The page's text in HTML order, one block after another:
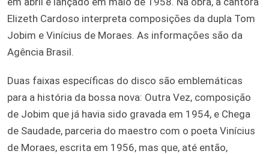
Elizeth Cardoso interpreta composições da dupla Tom
Jobim e Vinícius de Moraes. As informações são da
Agência Brasil.
Duas faixas específicas do disco são emblemáticas
para a história da bossa nova: Outra Vez, composição
de Jobim que já havia sido gravada em 1954, e Chega
de Saudade, parceria do maestro com o poeta Vinícius
de Moraes, escrita em 1956, mas que, até então,